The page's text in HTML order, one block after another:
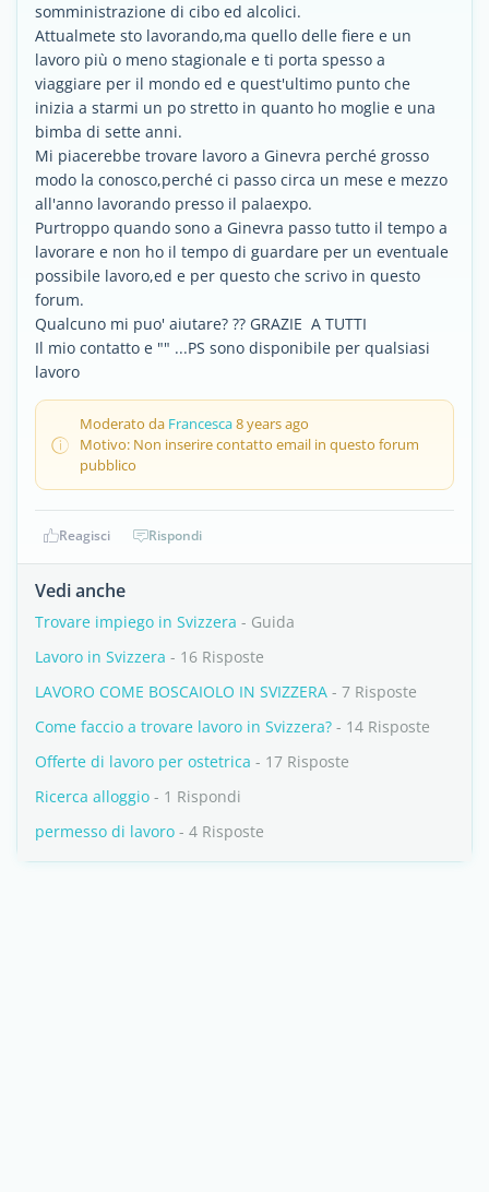
somministrazione di cibo ed alcolici.
Attualmete sto lavorando,ma quello delle fiere e un
lavoro più o meno stagionale e ti porta spesso a
viaggiare per il mondo ed e quest'ultimo punto che
inizia a starmi un po stretto in quanto ho moglie e una
bimba di sette anni.
Mi piacerebbe trovare lavoro a Ginevra perché grosso
modo la conosco,perché ci passo circa un mese e mezzo
all'anno lavorando presso il palaexpo.
Purtroppo quando sono a Ginevra passo tutto il tempo a
lavorare e non ho il tempo di guardare per un eventuale
possibile lavoro,ed e per questo che scrivo in questo
forum.
Qualcuno mi puo' aiutare? ?? GRAZIE A TUTTI
Il mio contatto e "" ...PS sono disponibile per qualsiasi
lavoro
Moderato da Francesca8 years ago
Motivo: Non inserire contatto email in questo forum
pubblico
Reagisci Rispondi
Vedi anche
Trovare impiego in Svizzera - Guida
Lavoro in Svizzera - 16 Risposte
LAVORO COME BOSCAIOLO IN SVIZZERA - 7 Risposte
Come faccio a trovare lavoro in Svizzera? - 14 Risposte
Offerte di lavoro per ostetrica - 17 Risposte
Ricerca alloggio - 1 Rispondi
permesso di lavoro - 4 Risposte